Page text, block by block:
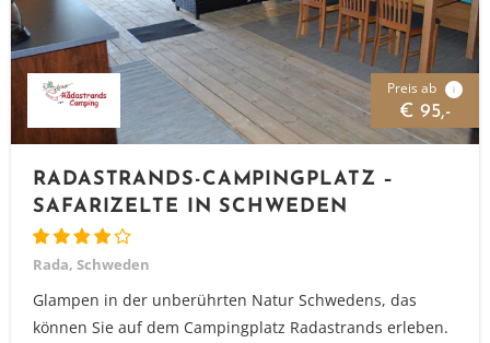
Preis ab i
€ 95,-
RADASTRANDS-CAMPINGPLATZ –
SAFARIZELTE IN SCHWEDEN
Rada, Schweden
Glampen in der unberührten Natur Schwedens, das
können Sie auf dem Campingplatz Radastrands erleben.